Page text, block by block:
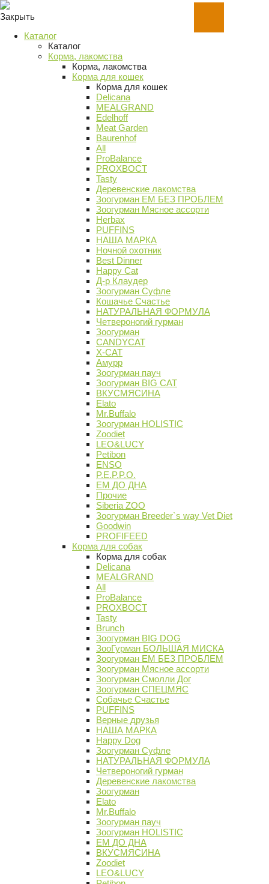
Закрыть
Каталог
Каталог
Корма, лакомства
Корма, лакомства
Корма для кошек
Корма для кошек
Delicana
MEALGRAND
Edelhoff
Meat Garden
Baurenhof
All
ProBalance
PROХВОСТ
Tasty
Деревенские лакомства
Зоогурман ЕМ БЕЗ ПРОБЛЕМ
Зоогурман Мясное ассорти
Herbax
PUFFINS
НАША МАРКА
Ночной охотник
Best Dinner
Happy Cat
Д-р Клаудер
Зоогурман Суфле
Кошачье Счастье
НАТУРАЛЬНАЯ ФОРМУЛА
Четвероногий гурман
Зоогурман
CANDYCAT
X-CAT
Амурр
Зоогурман пауч
Зоогурман BIG CAT
ВКУСМЯСИНА
Elato
Mr.Buffalo
Зоогурман HOLISTIC
Zoodiet
LEO&LUCY
Petibon
ENSO
P.E.P.P.O.
ЕМ ДО ДНА
Прочие
Siberia ZOO
Зоогурман Breeder`s way Vet Diet
Goodwin
PROFIFEED
Корма для собак
Корма для собак
Delicana
MEALGRAND
All
ProBalance
PROХВОСТ
Tasty
Brunch
Зоогурман BIG DOG
ЗооГурман БОЛЬШАЯ МИСКА
Зоогурман ЕМ БЕЗ ПРОБЛЕМ
Зоогурман Мясное ассорти
Зоогурман Смолли Дог
Зоогурман СПЕЦМЯС
Собачье Счастье
PUFFINS
Верные друзья
НАША МАРКА
Happy Dog
Зоогурман Суфле
НАТУРАЛЬНАЯ ФОРМУЛА
Четвероногий гурман
Деревенские лакомства
Зоогурман
Elato
Mr.Buffalo
Зоогурман пауч
Зоогурман HOLISTIC
ЕМ ДО ДНА
ВКУСМЯСИНА
Zoodiet
LEO&LUCY